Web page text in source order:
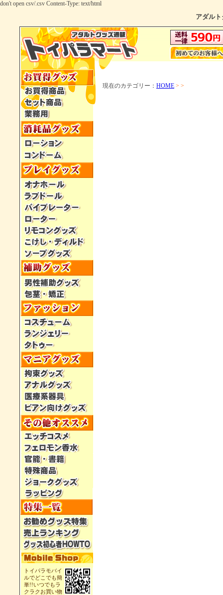
don't open csv/.csv Content-Type: text/html
アダル
トイパラモバイ
ルでどこでも簡
単!!いつでもラ
クラクお買い物
現在のカテゴリー： HOME > >